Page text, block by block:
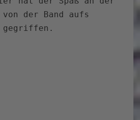
der Band aufs
gegriffen.